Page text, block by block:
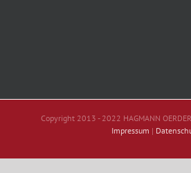
Copyright 2013 - 2022 HAGMANN
Impressum |